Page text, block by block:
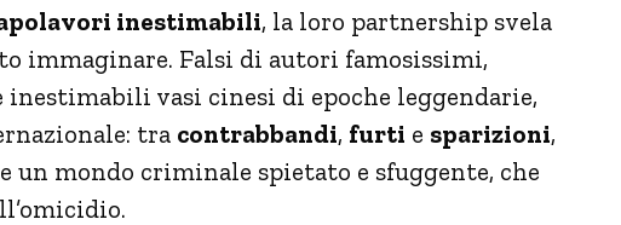
inestimabili, la loro partnership svela
immaginare. Falsi di autori famosissimi,
inestimabili vasi cinesi di epoche leggendarie,
tra contrabbandi, furti e sparizioni,
mondo criminale spietato e sfuggente, che